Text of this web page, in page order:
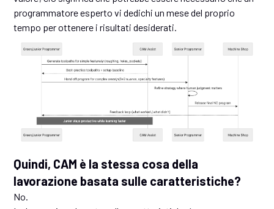
programmatore esperto vi dedichi un mese del proprio
tempo per ottenere i risultati desiderati.
Quindi, CAM è la stessa cosa della
lavorazione basata sulle caratteristiche?
No.